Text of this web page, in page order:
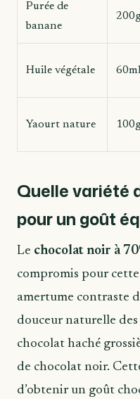
Purée de
banane
Huile végétale
Yaourt nature
Quelle variété
pour un goût
Le chocolat noir à
compromis pour cette
amertume contraste
douceur naturelle des
chocolat haché
de chocolat noir.
d’obtenir un goût